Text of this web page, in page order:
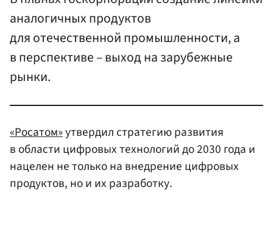
аналогичных продуктов
для отечественной промышленности, а
в перспективе – выход на зарубежные
рынки.
«Росатом»утвердил стратегию развития
в области цифровых технологий до 2030 года и
нацелен не только на внедрение цифровых
продуктов, но и их разработку.